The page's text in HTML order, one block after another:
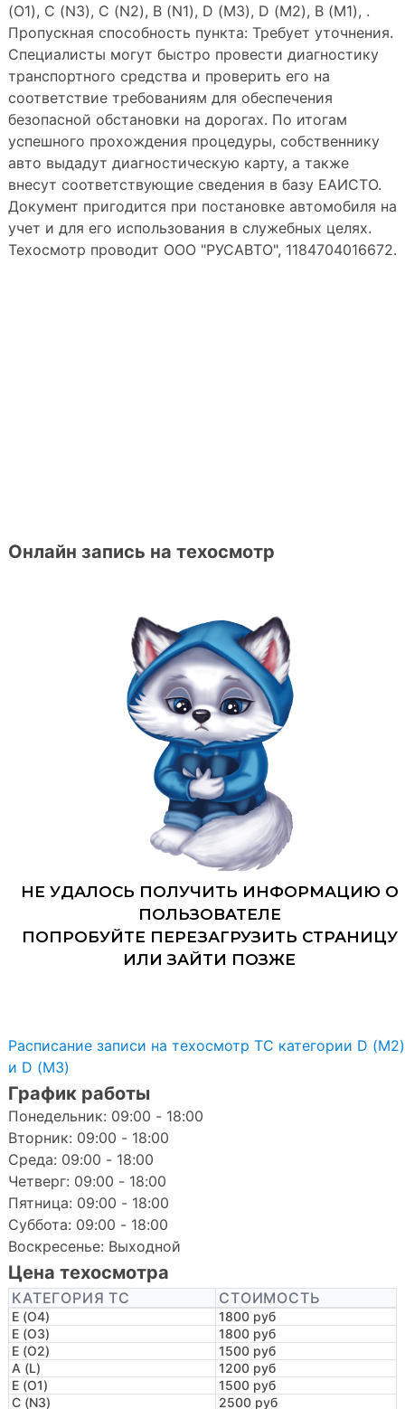
(O1), C (N3), C (N2), B (N1), D (M3), D (M2), B (M1), .
Пропускная способность пункта: Требует уточнения.
Специалисты могут быстро провести диагностику
транспортного средства и проверить его на
соответствие требованиям для обеспечения
безопасной обстановки на дорогах. По итогам
успешного прохождения процедуры, собственнику
авто выдадут диагностическую карту, а также
внесут соответствующие сведения в базу ЕАИСТО.
Документ пригодится при постановке автомобиля на
учет и для его использования в служебных целях.
Техосмотр проводит ООО "РУСАВТО", 1184704016672.
Онлайн запись на техосмотр
Расписание записи на техосмотр ТС категории D (M2)
и D (M3)
График работы
Понедельник: 09:00 - 18:00
Вторник: 09:00 - 18:00
Среда: 09:00 - 18:00
Четверг: 09:00 - 18:00
Пятница: 09:00 - 18:00
Суббота: 09:00 - 18:00
Воскресенье: Выходной
Цена техосмотра
КАТЕГОРИЯ ТС СТОИМОСТЬ
E (O4)
1800 руб
E (O3)
1800 руб
E (O2)
1500 руб
A (L)
1200 руб
E (O1)
1500 руб
C (N3)
2500 руб